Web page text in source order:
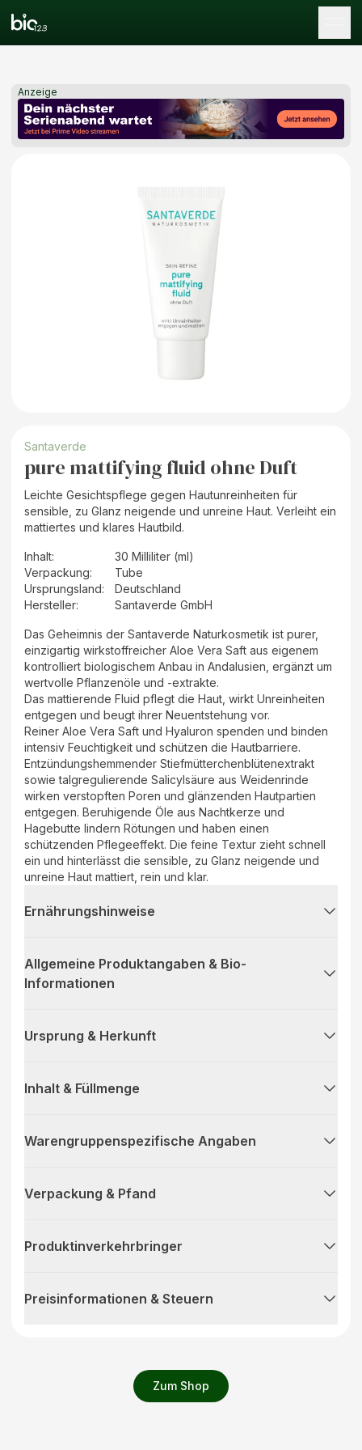
Anzeige
Zum Shop
Santaverde
pure mattifying fluid ohne Duft
Leichte Gesichtspflege gegen Hautunreinheiten für
sensible, zu Glanz neigende und unreine Haut. Verleiht ein
mattiertes und klares Hautbild.
Inhalt:
30 Milliliter (ml)
Verpackung:
Tube
Ursprungsland:
Deutschland
Hersteller: Santaverde GmbH
Das Geheimnis der Santaverde Naturkosmetik ist purer,
einzigartig wirkstoffreicher Aloe Vera Saft aus eigenem
kontrolliert biologischem Anbau in Andalusien, ergänzt um
wertvolle Pflanzenöle und -extrakte.
Das mattierende Fluid pflegt die Haut, wirkt Unreinheiten
entgegen und beugt ihrer Neuentstehung vor.
Reiner Aloe Vera Saft und Hyaluron spenden und binden
intensiv Feuchtigkeit und schützen die Hautbarriere.
Entzündungshemmender Stiefmütterchenblütenextrakt
sowie talgregulierende Salicylsäure aus Weidenrinde
wirken verstopften Poren und glänzenden Hautpartien
entgegen. Beruhigende Öle aus Nachtkerze und
Hagebutte lindern Rötungen und haben einen
schützenden Pflegeeffekt. Die feine Textur zieht schnell
ein und hinterlässt die sensible, zu Glanz neigende und
unreine Haut mattiert, rein und klar.
Ernährungshinweise
Allgemeine Produktangaben & Bio-
Informationen
Ursprung & Herkunft
Inhalt & Füllmenge
Warengruppenspezifische Angaben
Verpackung & Pfand
Produktinverkehrbringer
Preisinformationen & Steuern